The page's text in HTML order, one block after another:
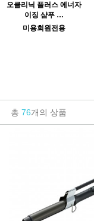
오클리닉 플러스 에너자
이징 샴푸 …
미용회원전용
총 76개의 상품